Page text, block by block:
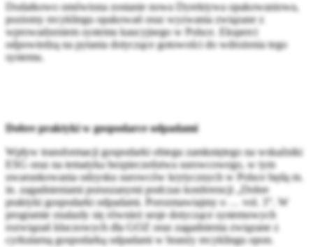
Dodatkowo omówiona zostanie nowa Dyrektywa opakowaniowa,
poziomy recyklingu opakowań oraz wyzwania związane z
wprowadzeniem systemu kaucyjnego w Polsce. Eksperci
odpowiedzą na pytania dotyczące gotowości do wdrożenia tego
systemu.
Dobre praktyki w gospodarce odpadami
Wpływ transformacji gospodarki obiegu zamkniętego na wskaźniki
ESG oraz na tematyka bezpieczeństwa surowcowego, w tym
uwarunkowania odzysku surowców krytycznych w Polsce będą m.
in. zagadnieniami poruszanymi podczas konferencji „Dobre
praktyki gospodarki odpadami. Porozmawiajmy o … vol. 3”. W
programie znalazły się również sesje dotyczące systemowych
rozwiązań kluczowych dla GOZ oraz zagadnienia związane z
cyrkularną gospodarką odpadami w branży recyklingu opon.